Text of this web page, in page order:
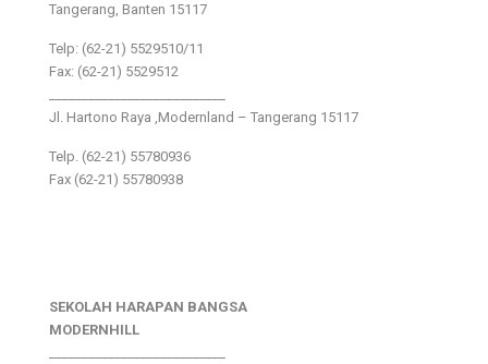
Tangerang, Banten 15117
Telp: (62-21) 5529510/11
Fax: (62-21) 5529512
Jl. Hartono Raya ,Modernland – Tangerang 15117
Telp. (62-21) 55780936
Fax (62-21) 55780938
SEKOLAH HARAPAN BANGSA
MODERNHILL